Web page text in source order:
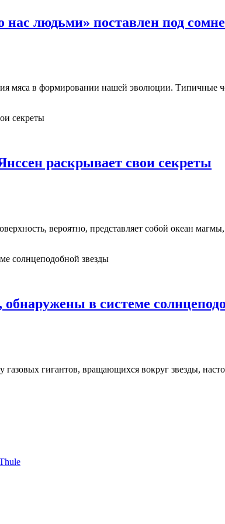
людьми» поставлен под
мяса в формировании нашей эволюции. Типичные
раскрывает свои секреты
вероятно, представляет собой океан
в системе
гигантов, вращающихся вокруг звезды,